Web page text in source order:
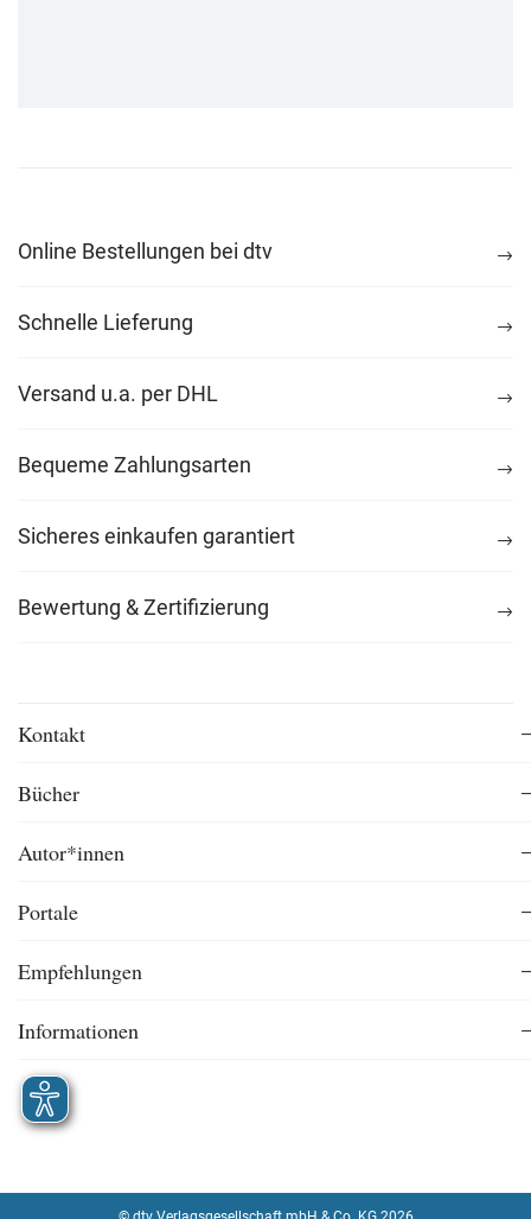
Online Bestellungen bei dtv
Schnelle Lieferung
Versand u.a. per DHL
Bequeme Zahlungsarten
Sicheres einkaufen garantiert
Bewertung & Zertifizierung
Kontakt
Bücher
Autor*innen
Portale
Empfehlungen
Informationen